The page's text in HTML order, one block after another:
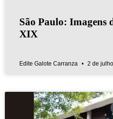
São Paulo: Imagens
XIX
Edite Galote Carranza 2 de